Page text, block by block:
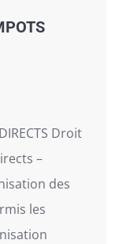
Droit
–
des
les